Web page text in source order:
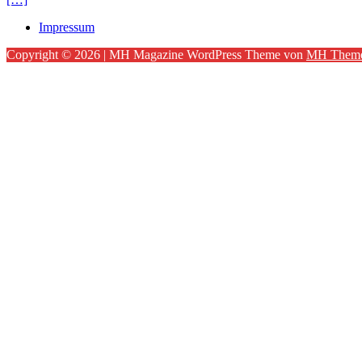
Impressum
Copyright © 2026 | MH Magazine WordPress Theme von MH